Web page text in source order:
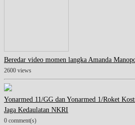
Beredar video momen langka Amanda
2600 views
Yonarmed 11/GG dan Yonarmed 1/Roket
Jaga Kedaulatan NKRI
0 comment(s)